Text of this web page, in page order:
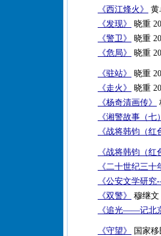
《西江烽火》
黄
《发现》
晓重
《警卫》
晓重
《危局》
晓重
《驻站》
晓重
《走火》
晓重
《杨奇清画传》
《湘警故事（七
《战将韩钧（红
《战将韩钧（红
《二十世纪三十
《公安文学研究
《双警》
穆继文
《追光——记北
《守望》
国家移